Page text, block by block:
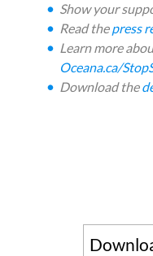
Show your
Read thepress
Learn more
Oceana.ca/
Download the